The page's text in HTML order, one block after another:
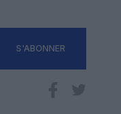
S'ABONNER